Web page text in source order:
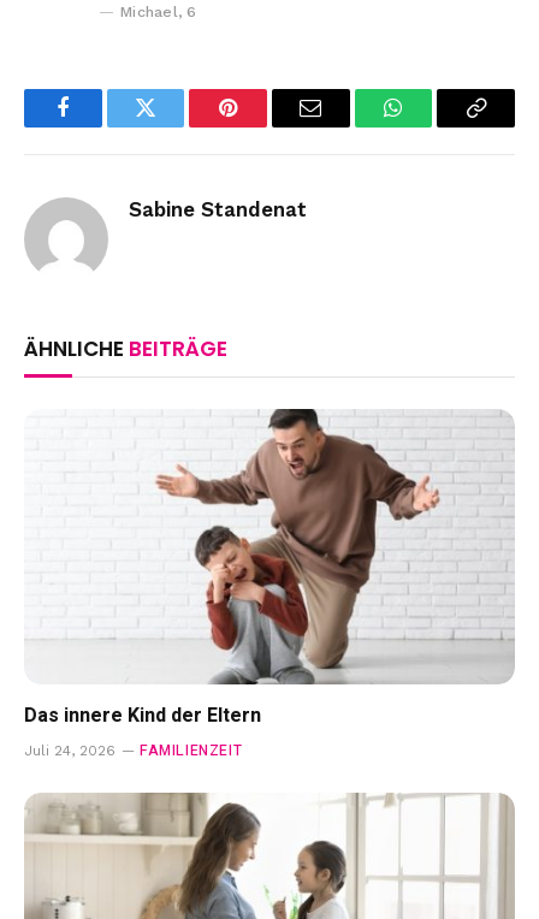
Michael, 6
FacebookTwitter Pinterest Email WhatsAppCopy
Sabine Standenat
ÄHNLICHE BEITRÄGE
Das innere Kind der Eltern
Juli 24, 2026 FAMILIENZEIT